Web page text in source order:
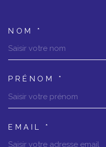
PRÉNOM *